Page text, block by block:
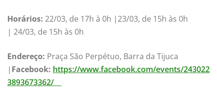
Horários: 22/03, de 17h à 0h |23/03, de 15h às 0h
| 24/03, de 15h às 0h
Endereço: Praça São Perpétuo, Barra da Tijuca
| Facebook: https://www.facebook.com/events/243022
3893673362/